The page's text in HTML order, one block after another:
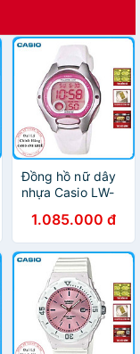
Đồng hồ nữ dây
nhựa Casio LW-
1.085.000 đ